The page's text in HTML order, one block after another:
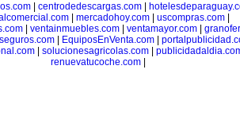
| centrodedescargas.com|
mercadohoy.com uscompras.com
| ventainmuebles.com| ventamayor.com|
| EquiposEnVenta.com|
solucionesagricolas.com
renuevatucoche.com